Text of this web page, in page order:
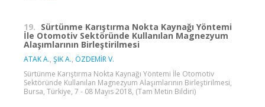
19. Sürtünme Karıştırma Nokta Kaynağı Yöntemi
İle Otomotiv Sektöründe Kullanılan Magnezyum
Alaşımlarının Birleştirilmesi
ATAK A., ŞIK A., ÖZDEMİR V.
Sürtünme Karıştırma Nokta Kaynağı Yöntemi İle Otomotiv
Sektöründe Kullanılan Magnezyum Alaşımlarının Birleştirilmesi,
Bursa, Türkiye, 7 - 08 Mayıs 2018, (Tam Metin Bildiri)